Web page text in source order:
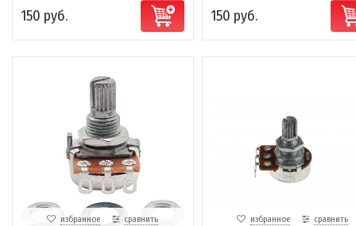
150 руб. 150 руб.
избранное сравнить избранное сравнить